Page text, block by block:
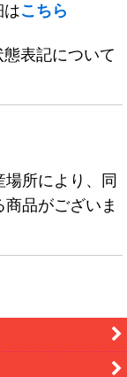
はこちら
表記について
所により、同
品がございま